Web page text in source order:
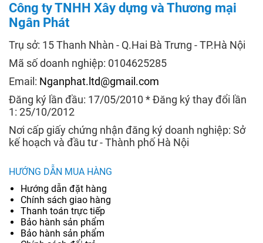
Công ty TNHH Xây dựng và Thương mại
Ngân Phát
Trụ sở: 15 Thanh Nhàn - Q.Hai Bà Trưng - TP.Hà Nội
Mã số doanh nghiệp: 0104625285
Email: Nganphat.ltd@gmail.com
Đăng ký lần đầu: 17/05/2010 * Đăng ký thay đổi lần
1: 25/10/2012
Nơi cấp giấy chứng nhận đăng ký doanh nghiệp: Sở
kế hoạch và đầu tư - Thành phố Hà Nội
HƯỚNG DẪN MUA HÀNG
Hướng dẫn đặt hàng
Chính sách giao hàng
Thanh toán trực tiếp
Bảo hành sản phẩm
Bảo hành sản phẩm